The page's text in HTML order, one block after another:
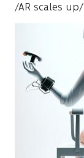
/AR scales up/